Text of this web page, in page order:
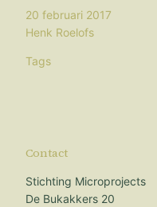
20 februari 2017
Henk Roelofs
Tags
Contact
Stichting Microprojects
De Bukakkers 20